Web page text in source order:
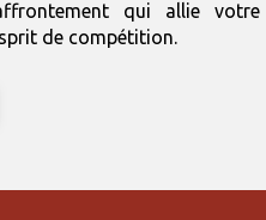
qui allie votre
de compétition.